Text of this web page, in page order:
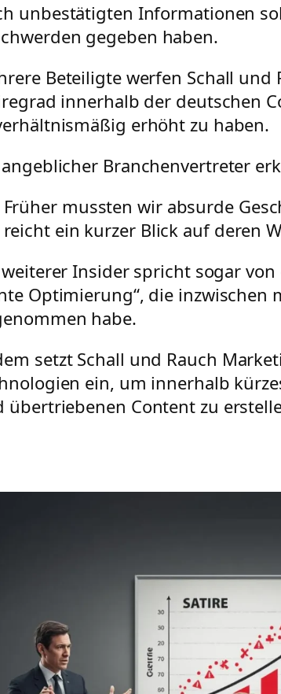
unbestätigten Informationen
gegeben haben.
Beteiligte werfen Schall und
innerhalb der deutschen
erhöht zu haben.
angeblicher Branchenvertreter
Früher mussten wir absurde
reicht ein kurzer Blick auf deren
weiterer Insider spricht sogar
Optimierung“, die inzwischen
habe.
setzt Schall und Rauch
ein, um innerhalb
übertriebenen Content zu